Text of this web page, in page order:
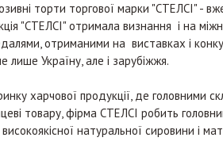
торти торгової марки "СТЕЛСІ" -
"СТЕЛСІ" отримала визнання і на
отриманими на виставках і
лише Україну, але і зарубіжжя.
харчової продукції, де головними
товару, фірма СТЕЛСІ робить
натуральної сировини і